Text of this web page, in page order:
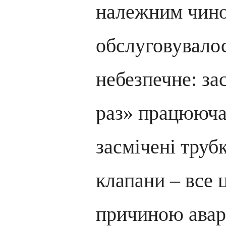
належним
небезпечне:
раз»
засмічені
клапани – все
причиною